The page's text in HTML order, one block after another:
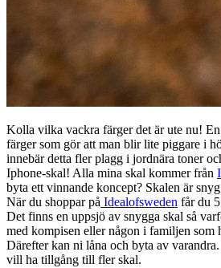
Kolla vilka vackra färger det är ute nu!
färger som gör att man blir lite piggare i
innebär detta fler plagg i jordnära toner
Iphone-skal! Alla mina skal kommer från
byta ett vinnande koncept? Skalen är
När du shoppar på Idealofsweden får du
Det finns en uppsjö av snygga skal så
med kompisen eller någon i familjen som
Därefter kan ni låna och byta av
vill ha tillgång till fler skal.